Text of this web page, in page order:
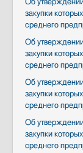
закупки
среднего
Об
закупки
среднего
Об
закупки
среднего
Об
закупки
среднего